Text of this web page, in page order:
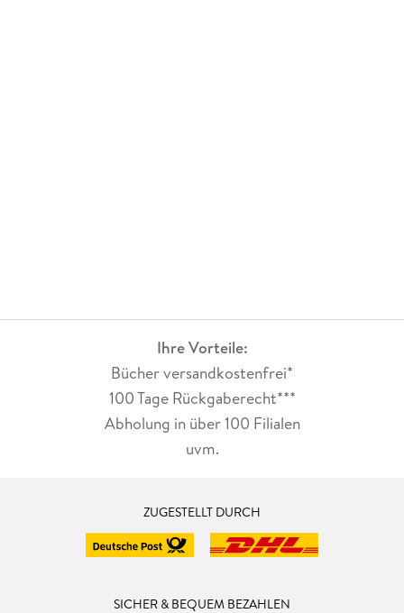
Ihre Vorteile:
Bücher versandkostenfrei*
100 Tage Rückgaberecht***
Abholung in über 100 Filialen
uvm.
ZUGESTELLT DURCH
SICHER & BEQUEM BEZAHLEN